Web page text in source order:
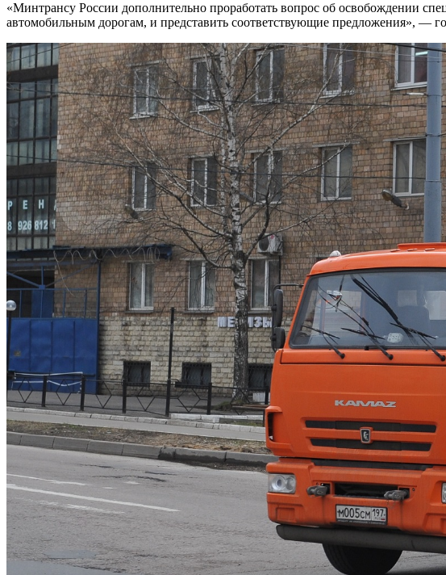
«Минтрансу России дополнительно проработать вопрос об освобождении
автомобильным дорогам, и представить соответствующие предложения», —